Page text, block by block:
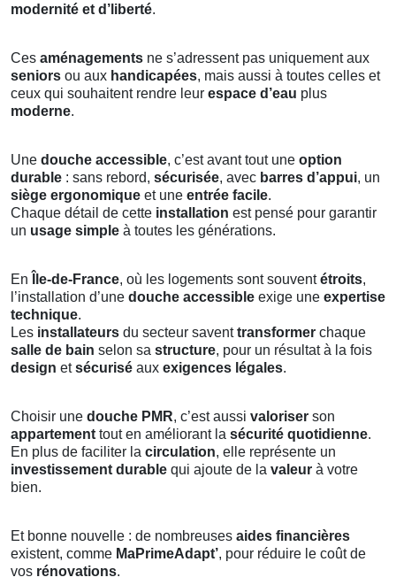
modernité et d’liberté.
Ces aménagements ne s’adressent pas uniquement aux
seniors ou aux handicapées, mais aussi à toutes celles et
ceux qui souhaitent rendre leur espace d’eau plus
moderne.
Une douche accessible, c’est avant tout une option
durable : sans rebord, sécurisée, avec barres d’appui, un
siège ergonomique et une entrée facile.
Chaque détail de cette installation est pensé pour garantir
un usage simple à toutes les générations.
En Île-de-France, où les logements sont souventétroits,
l’installation d’une douche accessible exige une expertise
technique.
Les installateurs du secteur saventtransformer chaque
salle de bain selon sa structure, pour un résultat à la fois
design etsécurisé aux exigences légales.
Choisir une douche PMR, c’est aussi valoriser son
appartement tout en améliorant la sécurité quotidienne.
En plus de faciliter la circulation, elle représente un
investissement durable qui ajoute de la valeur à votre
bien.
Et bonne nouvelle : de nombreuses aides financières
existent, comme MaPrimeAdapt’, pour réduire le coût de
vos rénovations.